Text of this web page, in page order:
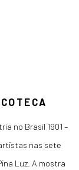
no Brasil 1901 –
nas sete
Luz. A mostra